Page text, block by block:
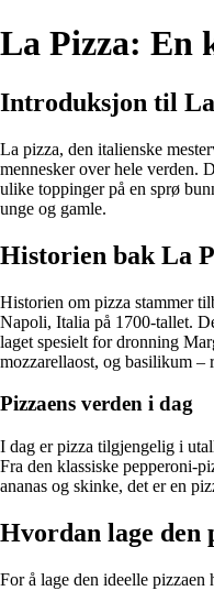
La Pizza: En
Introduksjon til
La pizza, den italienske
mennesker over hele verden.
ulike toppinger på en sprø
unge og gamle.
Historien bak La
Historien om pizza stammer
Napoli, Italia på 1700-tallet.
laget spesielt for dronning
mozzarellaost, og basilikum –
Pizzaens verden i dag
I dag er pizza tilgjengelig i
Fra den klassiske pepperoni-
ananas og skinke, det er en
Hvordan lage den
For å lage den ideelle